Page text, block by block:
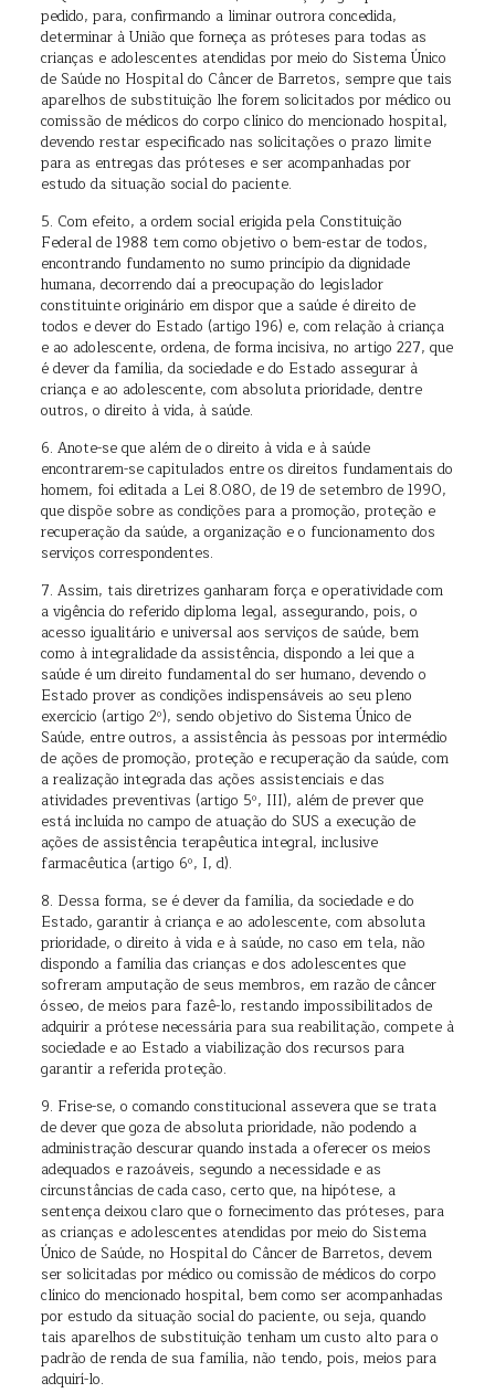
pedido, para, confirmando a liminar outrora concedida,
determinar à União que forneça as próteses para todas as
crianças e adolescentes atendidas por meio do Sistema Único
de Saúde no Hospital do Câncer de Barretos, sempre que tais
aparelhos de substituição lhe forem solicitados por médico ou
comissão de médicos do corpo clínico do mencionado hospital,
devendo restar especificado nas solicitações o prazo limite
para as entregas das próteses e ser acompanhadas por
estudo da situação social do paciente.
5. Com efeito, a ordem social erigida pela Constituição
Federal de 1988 tem como objetivo o bem-estar de todos,
encontrando fundamento no sumo princípio da dignidade
humana, decorrendo daí a preocupação do legislador
constituinte originário em dispor que a saúde é direito de
todos e dever do Estado (artigo 196) e, com relação à criança
e ao adolescente, ordena, de forma incisiva, no artigo 227, que
é dever da família, da sociedade e do Estado assegurar à
criança e ao adolescente, com absoluta prioridade, dentre
outros, o direito à vida, à saúde.
6. Anote-se que além de o direito à vida e à saúde
encontrarem-se capitulados entre os direitos fundamentais do
homem, foi editada a Lei 8.080, de 19 de setembro de 1990,
que dispõe sobre as condições para a promoção, proteção e
recuperação da saúde, a organização e o funcionamento dos
serviços correspondentes.
7. Assim, tais diretrizes ganharam força e operatividade com
a vigência do referido diploma legal, assegurando, pois, o
acesso igualitário e universal aos serviços de saúde, bem
como à integralidade da assistência, dispondo a lei que a
saúde é um direito fundamental do ser humano, devendo o
Estado prover as condições indispensáveis ao seu pleno
exercício (artigo 2º), sendo objetivo do Sistema Único de
Saúde, entre outros, a assistência às pessoas por intermédio
de ações de promoção, proteção e recuperação da saúde, com
a realização integrada das ações assistenciais e das
atividades preventivas (artigo 5º, III), além de prever que
está incluída no campo de atuação do SUS a execução de
ações de assistência terapêutica integral, inclusive
farmacêutica (artigo 6º, I, d).
8. Dessa forma, se é dever da família, da sociedade e do
Estado, garantir à criança e ao adolescente, com absoluta
prioridade, o direito à vida e à saúde, no caso em tela, não
dispondo a família das crianças e dos adolescentes que
sofreram amputação de seus membros, em razão de câncer
ósseo, de meios para fazê-lo, restando impossibilitados de
adquirir a prótese necessária para sua reabilitação, compete à
sociedade e ao Estado a viabilização dos recursos para
garantir a referida proteção.
9. Frise-se, o comando constitucional assevera que se trata
de dever que goza de absoluta prioridade, não podendo a
administração descurar quando instada a oferecer os meios
adequados e razoáveis, segundo a necessidade e as
circunstâncias de cada caso, certo que, na hipótese, a
sentença deixou claro que o fornecimento das próteses, para
as crianças e adolescentes atendidas por meio do Sistema
Único de Saúde, no Hospital do Câncer de Barretos, devem
ser solicitadas por médico ou comissão de médicos do corpo
clínico do mencionado hospital, bem como ser acompanhadas
por estudo da situação social do paciente, ou seja, quando
tais aparelhos de substituição tenham um custo alto para o
padrão de renda de sua família, não tendo, pois, meios para
adquirí-lo.